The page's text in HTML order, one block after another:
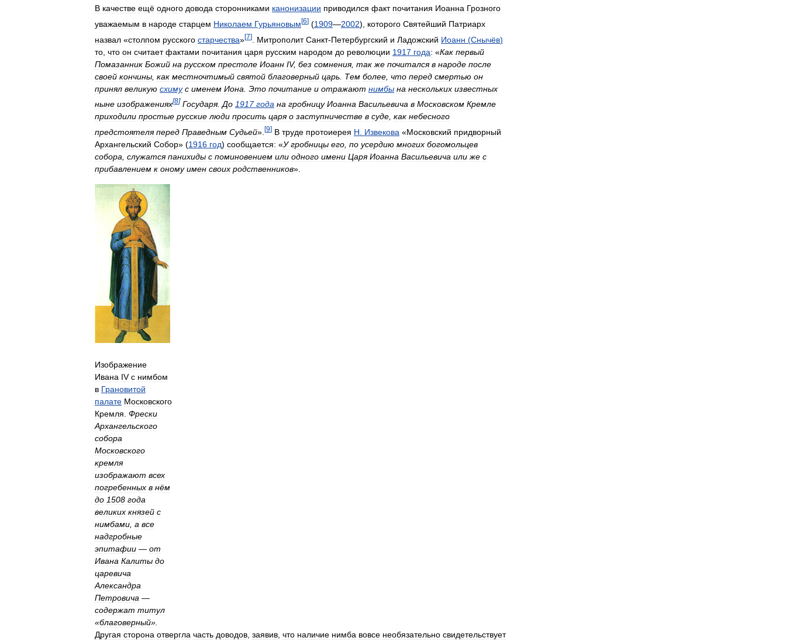
В качестве ещё одного довода сторонниками канонизации приводился факт почитания Иоанна Грозного
уважаемым в народе старцем Николаем Гурьяновым [6] (1909—2002), которого Святейший Патриарх
назвал «столпом русского старчества»[7] Митрополит Санкт-Петербургский и Ладожский Иоанн (Снычёв)
то что он считает фактами почитания царя русским народом до революции 1917 года: «Как первый
Помазанник Божий на русском престоле Иоанн IV, без сомнения, так же почитался в народе после
своей кончины как местночтимый святой благоверный царь Тем более что перед смертью он
принял великую схиму с именем Иона Это почитание и отражают нимбы на нескольких известных
ныне изображениях[8] Государя.До 1917 года на гробницу Иоанна Васильевича в Московском Кремле
приходили простые русские люди просить царя о заступничестве в суде, как небесного
предстоятеля перед Праведным Судьей». [9] В труде протоиерея Н Извекова «Московский придворный
Архангельский Собор» (1916 год) сообщается: «У гробницы его по усердию многих богомольцев
собора служатся панихиды с поминовением или одного имени Царя Иоанна Васильевича или же с
прибавлением к оному имен своих родственников».
Изображение
Ивана IV с нимбом
в Грановитой
палате Московского
Кремля Фрески
Архангельского
собора
Московского
кремля
изображают всех
погребенных в нём
до 1508 года
великих князей с
нимбами а все
надгробные
эпитафии — от
Ивана Калиты до
царевича
Александра
Петровича —
содержат титул
«благоверный».
Другая сторона отвергла часть доводов заявив что наличие нимба вовсе необязательно свидетельствует